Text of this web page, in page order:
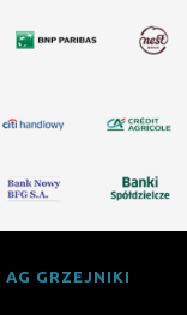
AG GRZEJNIKI